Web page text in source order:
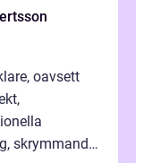
oavsett
skrymmande